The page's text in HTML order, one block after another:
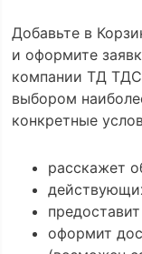
Добавьте в
и оформите
компании ТД
выбором
конкретные
расскажет
оформит